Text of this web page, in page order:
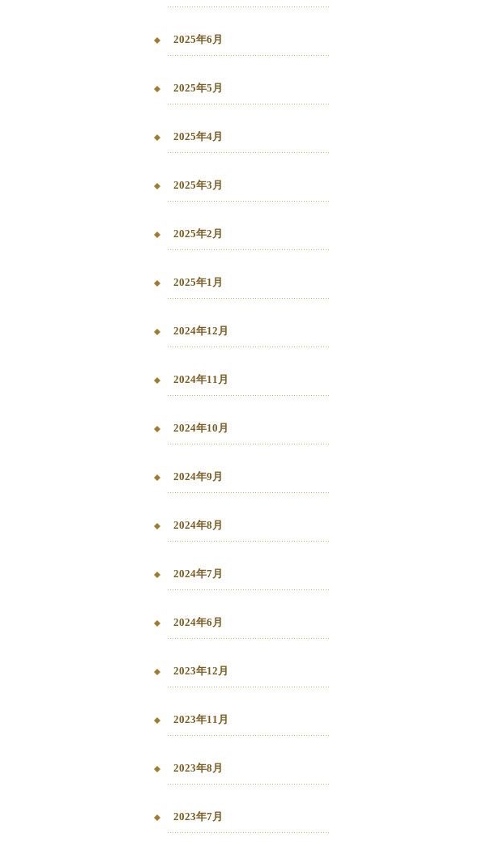
2025年6月
2025年5月
2025年4月
2025年3月
2025年2月
2025年1月
2024年12月
2024年11月
2024年10月
2024年9月
2024年8月
2024年7月
2024年6月
2023年12月
2023年11月
2023年8月
2023年7月